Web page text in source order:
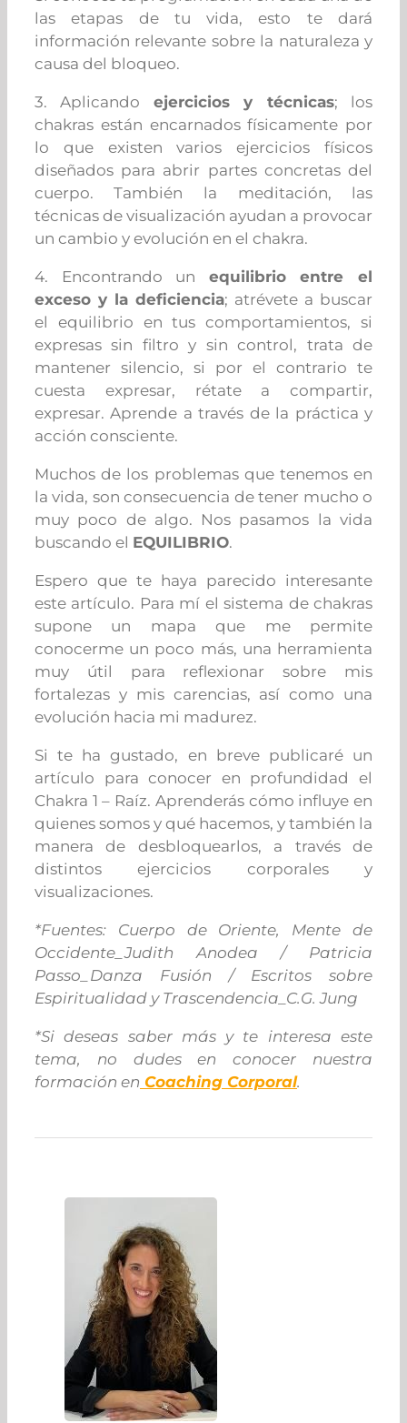
las etapas de tu vida, esto te dará
información relevante sobre la naturaleza y
causa del bloqueo.
3. Aplicando ejercicios y técnicas; los
chakras están encarnados físicamente por
lo que existen varios ejercicios físicos
diseñados para abrir partes concretas del
cuerpo. También la meditación, las
técnicas de visualización ayudan a provocar
un cambio y evolución en el chakra.
4. Encontrando un equilibrio entre el
exceso y la deficiencia; atrévete a buscar
el equilibrio en tus comportamientos, si
expresas sin filtro y sin control, trata de
mantener silencio, si por el contrario te
cuesta expresar, rétate a compartir,
expresar. Aprende a través de la práctica y
acción consciente.
Muchos de los problemas que tenemos en
la vida, son consecuencia de tener mucho o
muy poco de algo. Nos pasamos la vida
buscando el EQUILIBRIO.
Espero que te haya parecido interesante
este artículo. Para mí el sistema de chakras
supone un mapa que me permite
conocerme un poco más, una herramienta
muy útil para reflexionar sobre mis
fortalezas y mis carencias, así como una
evolución hacia mi madurez.
Si te ha gustado, en breve publicaré un
artículo para conocer en profundidad el
Chakra 1 – Raíz. Aprenderás cómo influye en
quienes somos y qué hacemos, y también la
manera de desbloquearlos, a través de
distintos ejercicios corporales y
visualizaciones.
*Fuentes: Cuerpo de Oriente, Mente de
Occidente_Judith Anodea / Patricia
Passo_Danza Fusión / Escritos sobre
Espiritualidad y Trascendencia_C.G. Jung
*Si deseas saber más y te interesa este
tema, no dudes en conocer nuestra
formación en Coaching Corporal.